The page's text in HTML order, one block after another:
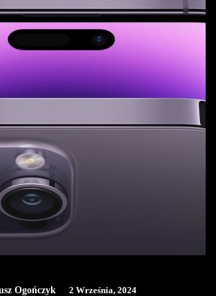
Ogończyk 2 Września, 2024